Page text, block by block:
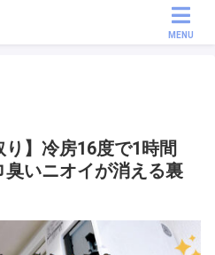
MENU
り】冷房16度で1時間
いニオイが消える裏